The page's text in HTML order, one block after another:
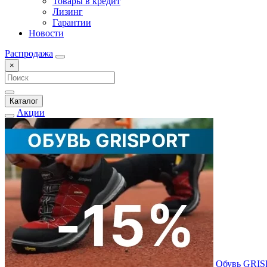
Лизинг
Гарантии
Новости
Распродажа
×
Каталог
Акции
Обувь